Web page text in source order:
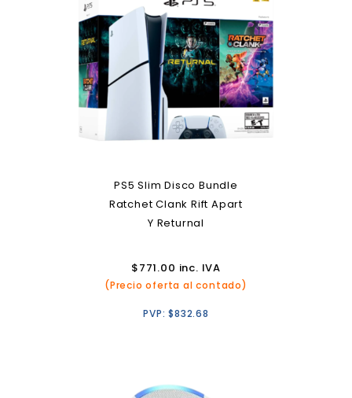
PS5 Slim Disco Bundle
Ratchet Clank Rift Apart
Y Returnal
$771.00 inc. IVA
(Precio oferta al contado)
PVP:$832.68